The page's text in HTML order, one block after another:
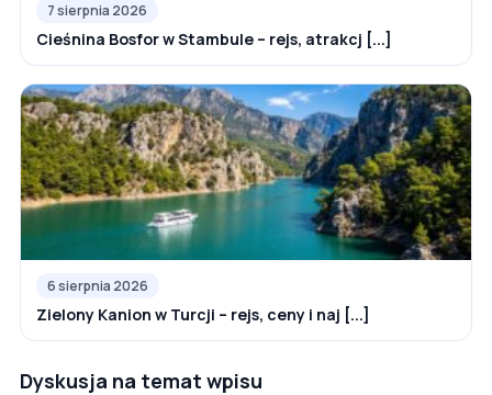
7 sierpnia 2026
Cieśnina Bosfor w Stambule – rejs, atrakcj [...]
6 sierpnia 2026
Zielony Kanion w Turcji – rejs, ceny i naj [...]
Dyskusja na temat wpisu